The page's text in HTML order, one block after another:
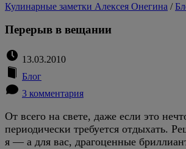
Кулинарные заметки Алексея Онегина /
Перерыв в вещании
13.03.2010
Блог
3 комментария
От всего на свете, даже если это
периодически требуется отдыхать.
я — а для вас, драгоценные